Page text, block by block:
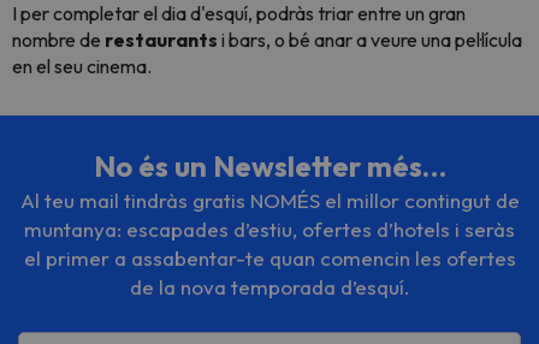
I per completar el dia d'esquí, podràs triar entre un gran
nombre de restaurants i bars, o bé anar a veure una pel·lícula
en el seu cinema.
No és un Newsletter més…
Al teu mail tindràs gratis NOMÉS el millor contingut de
muntanya: escapades d’estiu, ofertes d’hotels i seràs
el primer a assabentar-te quan comencin les ofertes
de la nova temporada d’esquí.